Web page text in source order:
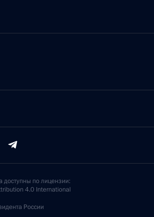
доступны по лицензии:
4.0 International
России